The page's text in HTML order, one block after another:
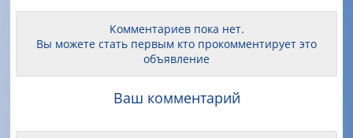
Комментариев пока нет.
Вы можете стать первым кто прокомментирует это
объявление
Ваш комментарий